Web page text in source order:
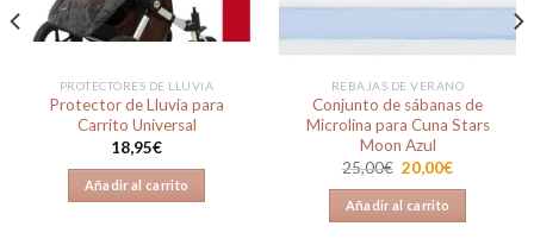
PROTECTORES DE LLUVIA
Protector de Lluvia para
Carrito Universal
18,95€
Añadir al carrito
REBAJAS DE VERANO
Conjunto de sábanas de
Microlina para Cuna Stars
Moon Azul
25,00€ El
precio
original
era:
25,00€.
20,00€El
20,00€.
Añadir al carrito